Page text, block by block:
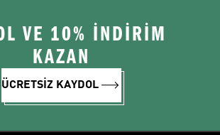
VE 10% İNDİRİM
KAZAN
ÜCRETSİZ KAYDOL